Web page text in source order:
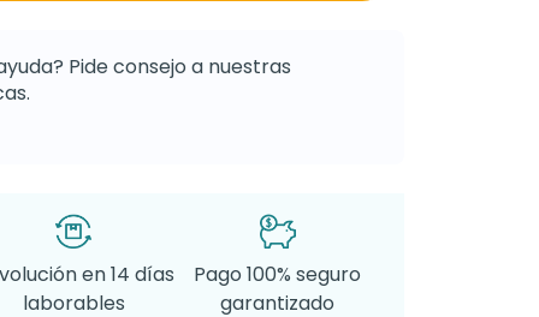
Pide consejo a nuestras
en 14 días
laborables
Pago 100% seguro
garantizado